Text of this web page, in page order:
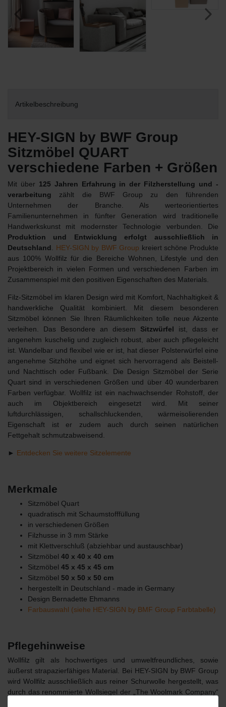
Artikelbeschreibung
HEY-SIGN by BWF Group
Sitzmöbel QUART
verschiedene Farben + Größen
Mit über 125 Jahren Erfahrung in der Filzherstellung und -
verarbeitung zählt die BWF Group zu den führenden
Unternehmen der Branche. Als werteorientiertes
Familienunternehmen in fünfter Generation wird traditionelle
Handwerkskunst mit modernster Technologie verbunden. Die
Produktion und Entwicklung erfolgt ausschließlich in
Deutschland
HEY-SIGN by BWF Group kreiert schöne Produkte
aus 100% Wollfilz für die Bereiche Wohnen, Lifestyle und den
Projektbereich in vielen Formen und verschiedenen Farben im
Zusammenspiel mit den positiven Eigenschaften des Materials.
Filz-Sitzmöbel im klaren Design wird mit Komfort, Nachhaltigkeit &
handwerkliche Qualität kombiniert. Mit diesem besonderen
Sitzmöbel können Sie Ihren Räumlichkeiten tolle neue Akzente
verleihen. Das Besondere an diesem Sitzwürfel ist, dass er
angenehm kuschelig und zugleich robust, aber auch pflegeleicht
ist. Wandelbar und flexibel wie er ist, hat dieser Polsterwürfel eine
angenehme Sitzhöhe und eignet sich hervorragend als Beistell-
und Nachttisch oder Fußbank. Die Design Sitzmöbel der Serie
Quart sind in verschiedenen Größen und über 40 wunderbaren
Farben verfügbar. Wollfilz ist ein nachwachsender Rohstoff, der
auch im Objektbereich eingesetzt wird. Mit seiner
luftdurchlässigen, schallschluckenden, wärmeisolierenden
Eigenschaft ist er zudem auch durch seinen natürlichen
Fettgehalt schmutzabweisend.
► Entdecken Sie weitere Sitzelemente
Merkmale
Sitzmöbel Quart
quadratisch mit Schaumstofffüllung
in verschiedenen Größen
Filzhusse in 3 mm Stärke
mit Klettverschluß (abziehbar und austauschbar)
Sitzmöbel 40 x 40 x 40 cm
Sitzmöbel 45 x 45 x 45 cm
Sitzmöbel 50 x 50 x 50 cm
hergestellt in Deutschland - made in Germany
Design Bernadette Ehmanns
Farbauswahl (siehe HEY-SIGN by BMF Group Farbtabelle)
Pflegehinweise
Wollfilz gilt als hochwertiges und umweltfreundliches, sowie
äußerst strapazierfähiges Material. Bei HEY-SIGN by BWF Group
wird Wollfilz ausschließlich aus reiner Schurwolle hergestellt, was
durch das renommierte Wollsiegel der „The Woolmark Company“